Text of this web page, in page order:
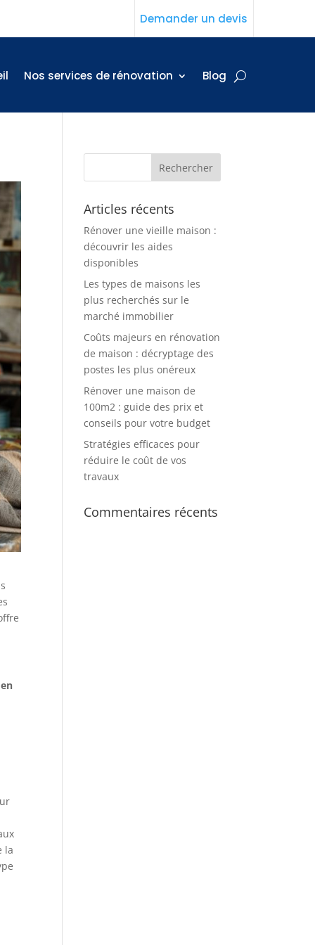
Demander un devis
Nos services de rénovation Blog
la
Articles récents
Rénover une vieille maison :
découvrir les aides
disponibles
Les types de maisons les
plus recherchés sur le
marché immobilier
Coûts majeurs en rénovation
de maison : décryptage des
postes les plus onéreux
Rénover une maison de
100m2 : guide des prix et
conseils pour votre budget
Stratégies efficaces pour
réduire le coût de vos
travaux
Commentaires récents